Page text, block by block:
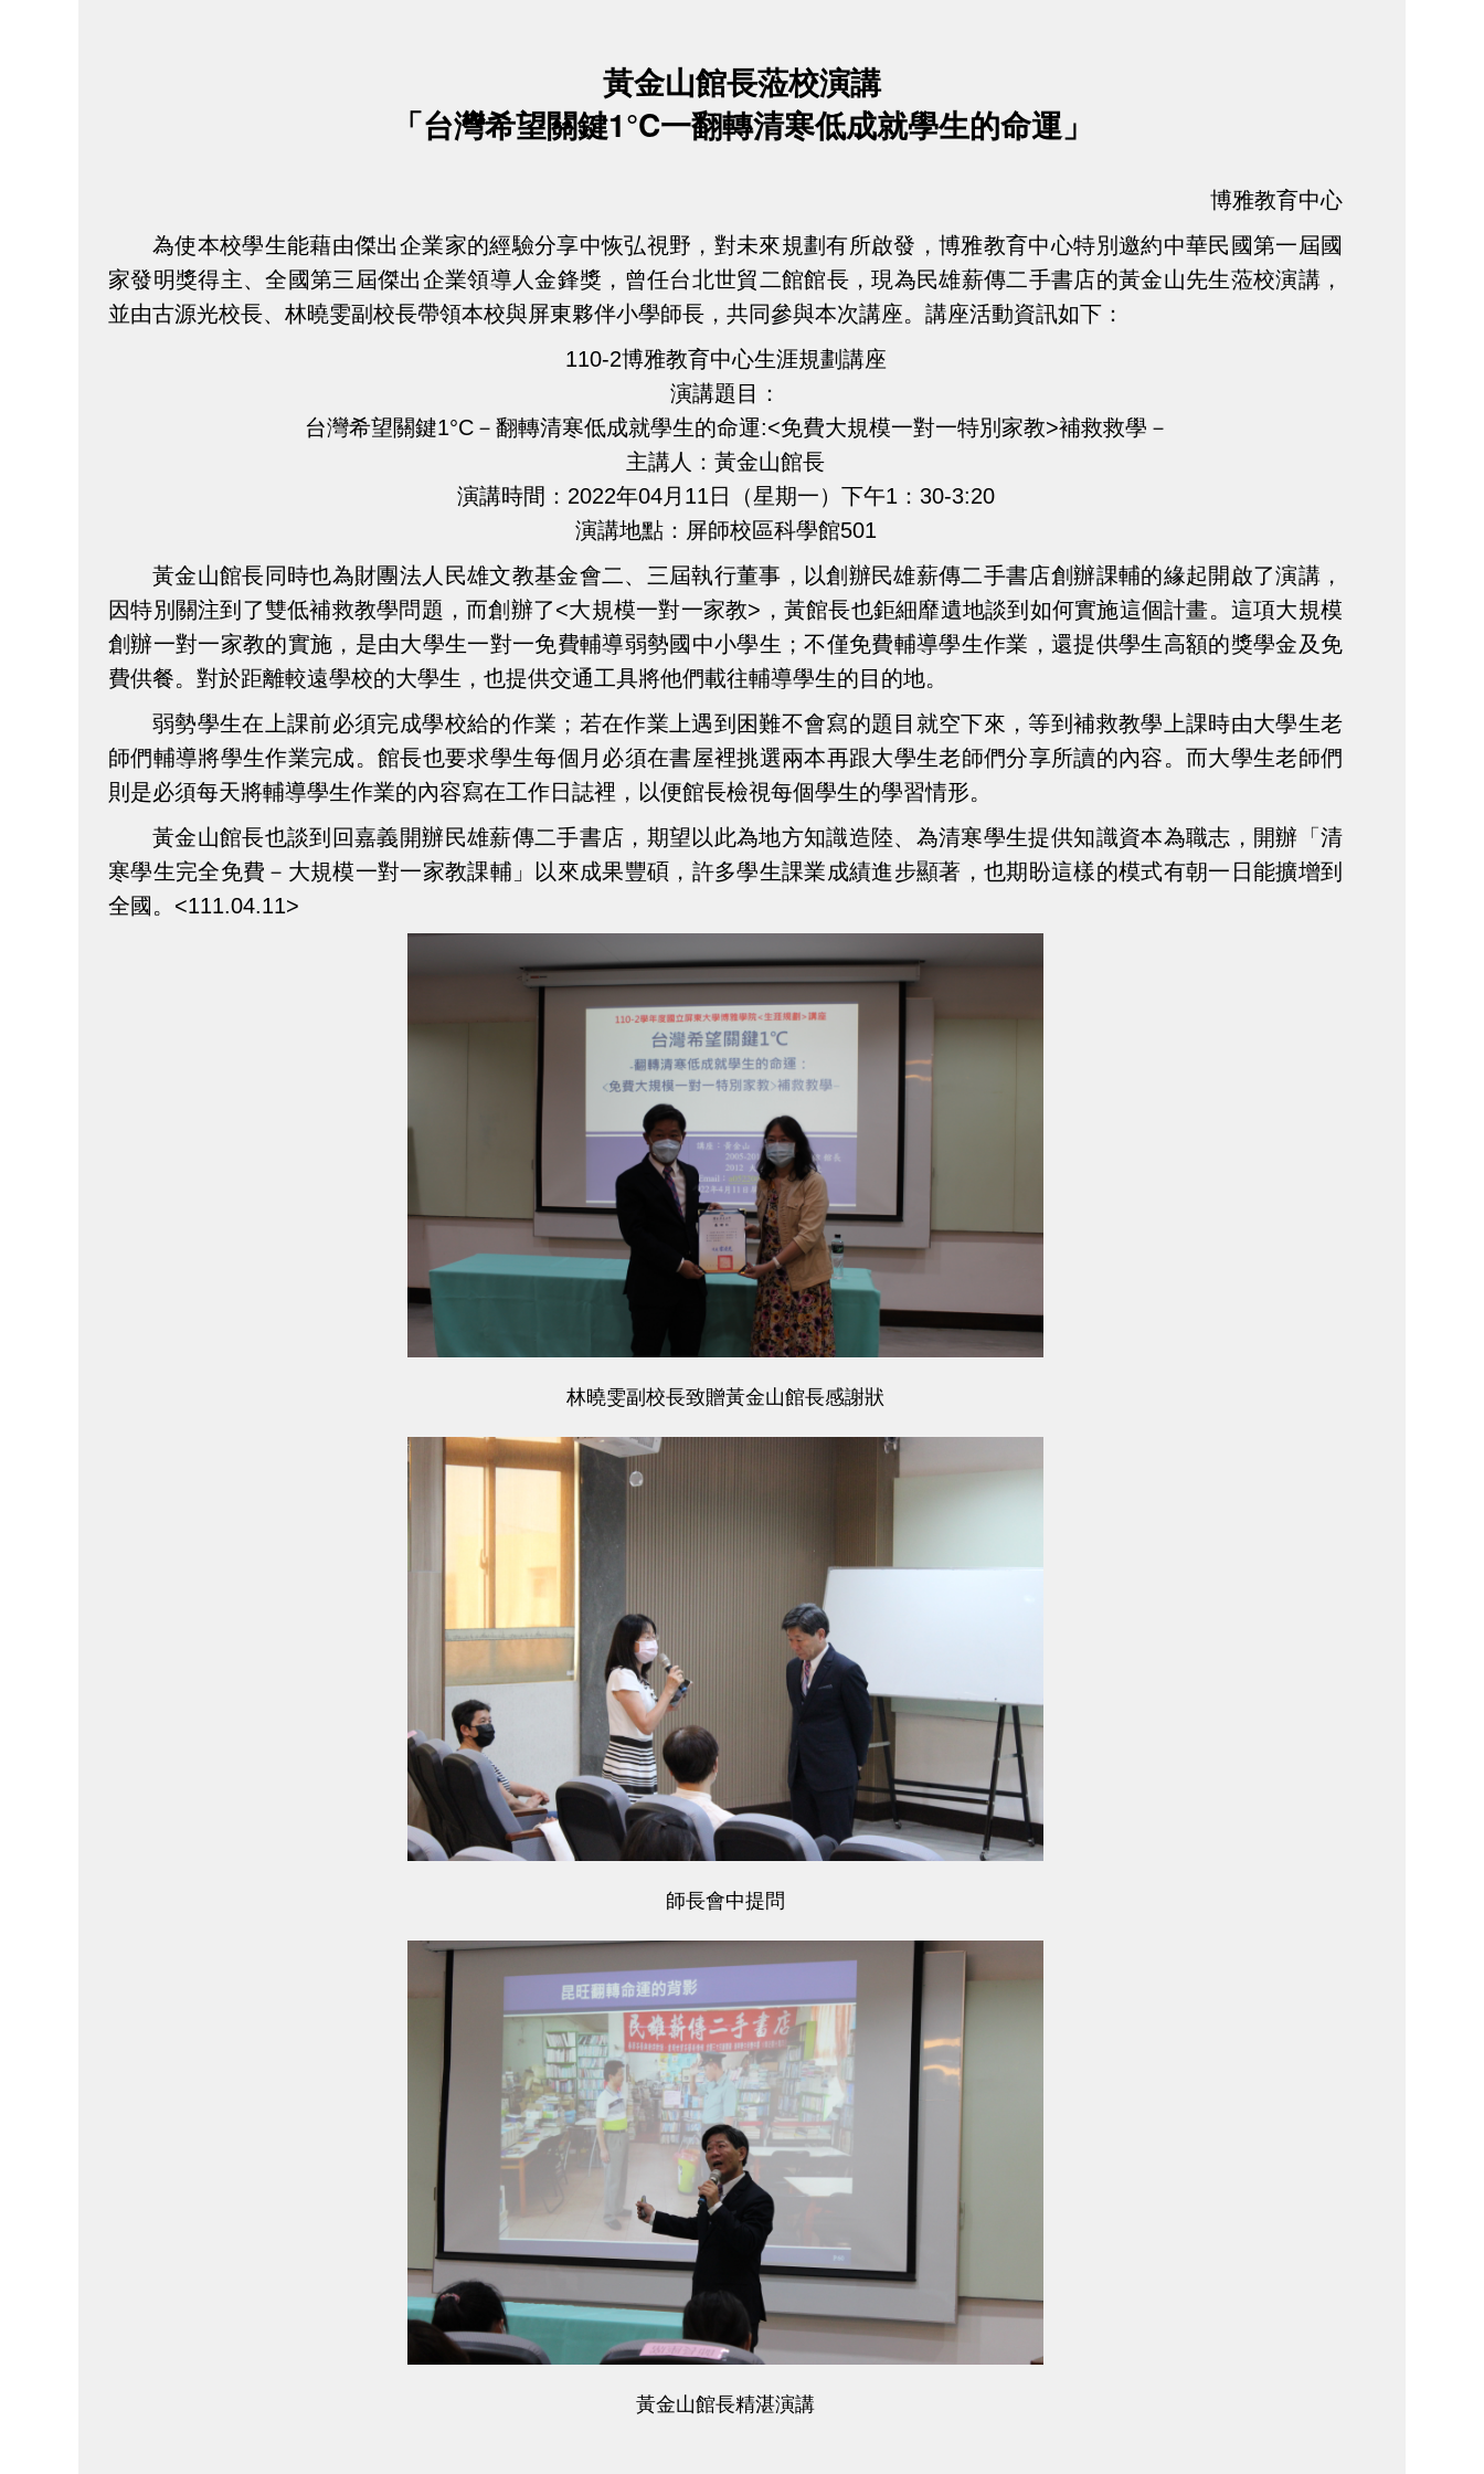
黃金山館長蒞校演講
「台灣希望關鍵1°C一翻轉清寒低成就學生的命運」
博雅教育中心
為使本校學生能藉由傑出企業家的經驗分享中恢弘視野，對未來規劃有所啟發，博雅教育中心特別邀約中華民國第一屆國
家發明獎得主、全國第三屆傑出企業領導人金鋒獎，曾任台北世貿二館館長，現為民雄薪傳二手書店的黃金山先生蒞校演講，
並由古源光校長、林曉雯副校長帶領本校與屏東夥伴小學師長，共同參與本次講座。講座活動資訊如下：
110-2博雅教育中心生涯規劃講座
演講題目：
台灣希望關鍵1°C－翻轉清寒低成就學生的命運:<免費大規模一對一特別家教>補救救學－
主講人：黃金山館長
演講時間：2022年04月11日（星期一）下午1：30-3:20
演講地點：屏師校區科學館501
黃金山館長同時也為財團法人民雄文教基金會二、三屆執行董事，以創辦民雄薪傳二手書店創辦課輔的緣起開啟了演講，
因特別關注到了雙低補救教學問題，而創辦了<大規模一對一家教>，黃館長也鉅細靡遺地談到如何實施這個計畫。這項大規模
創辦一對一家教的實施，是由大學生一對一免費輔導弱勢國中小學生；不僅免費輔導學生作業，還提供學生高額的獎學金及免
費供餐。對於距離較遠學校的大學生，也提供交通工具將他們載往輔導學生的目的地。
弱勢學生在上課前必須完成學校給的作業；若在作業上遇到困難不會寫的題目就空下來，等到補救教學上課時由大學生老
師們輔導將學生作業完成。館長也要求學生每個月必須在書屋裡挑選兩本再跟大學生老師們分享所讀的內容。而大學生老師們
則是必須每天將輔導學生作業的內容寫在工作日誌裡，以便館長檢視每個學生的學習情形。
黃金山館長也談到回嘉義開辦民雄薪傳二手書店，期望以此為地方知識造陸、為清寒學生提供知識資本為職志，開辦「清
寒學生完全免費－大規模一對一家教課輔」以來成果豐碩，許多學生課業成績進步顯著，也期盼這樣的模式有朝一日能擴增到
全國。<111.04.11>
林曉雯副校長致贈黃金山館長感謝狀
師長會中提問
黃金山館長精湛演講